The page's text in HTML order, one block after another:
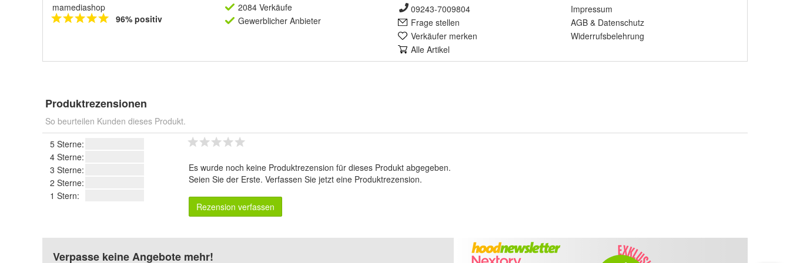
mamediashop
96% positiv
2084 Verkäufe
Gewerblicher Anbieter
09243-7009804
Frage stellen
Verkäufer merken
Alle Artikel
Impressum
AGB & Datenschutz
Widerrufsbelehrung
Produktrezensionen
So beurteilen Kunden dieses Produkt.
5 Sterne:
4 Sterne:
3 Sterne:
2 Sterne:
1 Stern:
Es wurde noch keine Produktrezension für dieses Produkt abgegeben.
Seien Sie der Erste. Verfassen Sie jetzt eine Produktrezension.
Rezension verfassen
Verpasse keine Angebote mehr!